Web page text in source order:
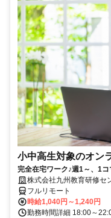
小中高生対象のオン
完全在宅ワーク♪週1～、1
株式会社九州教育研修セ
フルリモート
時給1,040円～1,240円
勤務時間詳細 18:00～